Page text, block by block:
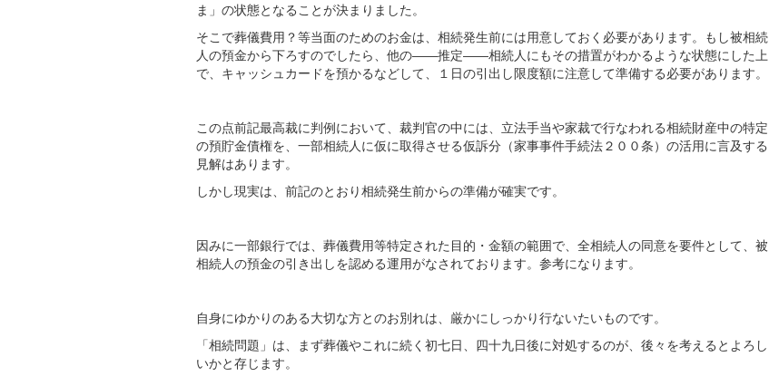
ま」の状態となることが決まりました。
そこで葬儀費用？等当面のためのお金は、相続発生前には用意しておく必要があります。もし被相続
人の預金から下ろすのでしたら、他の――推定――相続人にもその措置がわかるような状態にした上
で、キャッシュカードを預かるなどして、１日の引出し限度額に注意して準備する必要があります。
この点前記最高裁に判例において、裁判官の中には、立法手当や家裁で行なわれる相続財産中の特定
の預貯金債権を、一部相続人に仮に取得させる仮訴分（家事事件手続法２００条）の活用に言及する
見解はあります。
しかし現実は、前記のとおり相続発生前からの準備が確実です。
因みに一部銀行では、葬儀費用等特定された目的・金額の範囲で、全相続人の同意を要件として、被
相続人の預金の引き出しを認める運用がなされております。参考になります。
自身にゆかりのある大切な方とのお別れは、厳かにしっかり行ないたいものです。
「相続問題」は、まず葬儀やこれに続く初七日、四十九日後に対処するのが、後々を考えるとよろし
いかと存じます。